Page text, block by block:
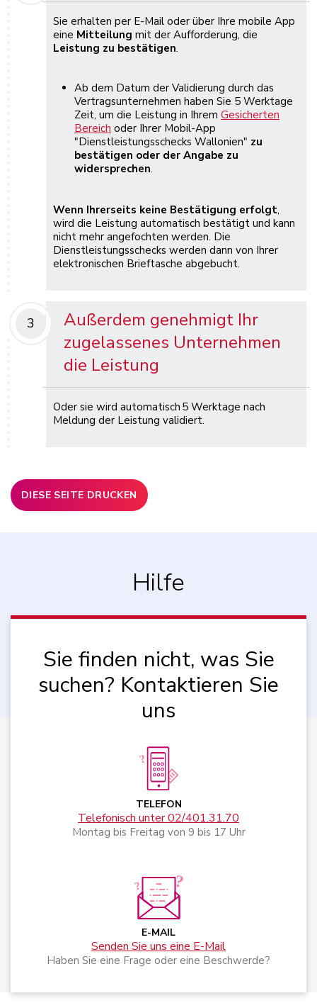
Sie erhalten per E-Mail oder über Ihre mobile App
eine Mitteilung mit der Aufforderung, die
Leistung zu bestätigen.
Ab dem Datum der Validierung durch das
Vertragsunternehmen haben Sie 5 Werktage
Zeit, um die Leistung in Ihrem Gesicherten
Bereich oder Ihrer Mobil-App
"Dienstleistungsschecks Wallonien" zu
bestätigen oder der Angabe zu
widersprechen.
Wenn Ihrerseits keine Bestätigung erfolgt,
wird die Leistung automatisch bestätigt und kann
nicht mehr angefochten werden. Die
Dienstleistungsschecks werden dann von Ihrer
elektronischen Brieftasche abgebucht.
3
Außerdem genehmigt Ihr
zugelassenes Unternehmen
die Leistung
Oder sie wird automatisch 5 Werktage nach
Meldung der Leistung validiert.
DIESE SEITE DRUCKEN
Hilfe
Sie finden nicht, was Sie
suchen? Kontaktieren Sie
uns
TELEFON
Telefonisch unter 02/401.31.70
Montag bis Freitag von 9 bis 17 Uhr
E-MAIL
Senden Sie uns eine E-Mail
Haben Sie eine Frage oder eine Beschwerde?